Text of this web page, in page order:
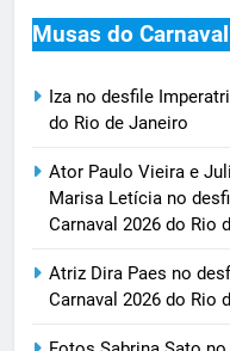
Musas do Carnaval
Iza no desfile
do Rio de Janeiro
Ator Paulo Vieira e
Marisa Letícia no
Carnaval 2026 do Rio
Atriz Dira Paes no
Carnaval 2026 do Rio